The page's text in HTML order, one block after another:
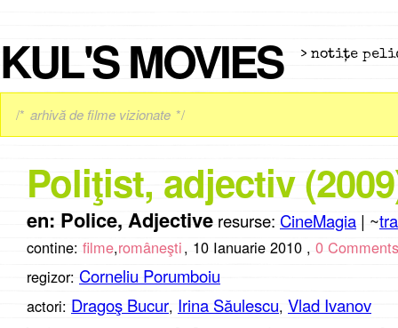
KUL'S MOVIES > notiţe
/* arhivă de filme vizionate */
Poliţist, adjectiv
en: Police, Adjective resurse: CineMagia | ~
contine: filme,româneşti, 10 Ianuarie 2010 , 0 Comments
regizor: Corneliu Porumboiu
actori: Dragoş Bucur, Irina Săulescu, Vlad Ivanov